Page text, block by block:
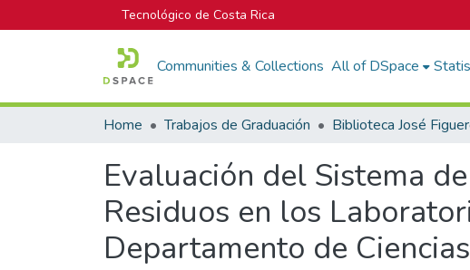
Tecnológico de Costa Rica
Communities & Collections All of DSpace
Home Trabajos de Graduación
Evaluación del Sistema
Residuos en los
Departamento de